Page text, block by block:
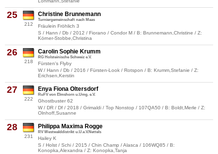
25
212
Christine Brunnemann
Turniergemeinschaft nach Maas
Fräulein Fröhlich 3
S / Hann / Db / 2012 / Fiorano / Condor M / B: Brunnemann,Christine / Z:
Körner-Stobbe,Christina
26
218
Carolin Sophie Krumm
RG Holsteinische Schweiz e.V.
Fürsten's Flyby
W / Hann / Db / 2016 / Fürsten-Look / Rotspon / B: Krumm,Stefanie / Z:
Erichsen,Kerstin
27
222
Enya Fiona Oltersdorf
RuFV von Elmshorn u.Umg. e.V.
Ghostbuster 62
W / DR / Df / 2018 / Grimaldi / Top Nonstop / 107QA50 / B: Boldt,Merle / Z:
Olnhoff,Susanne
28
231
Philippa Maxima Rogge
RV Westwalddistrikt u.U.e.V.Nettels
Hailey K
S / Holst / Schi / 2015 / Chin Champ / Alasca / 106WQ85 / B:
Konopka,Alexandra / Z: Konopka,Tanja